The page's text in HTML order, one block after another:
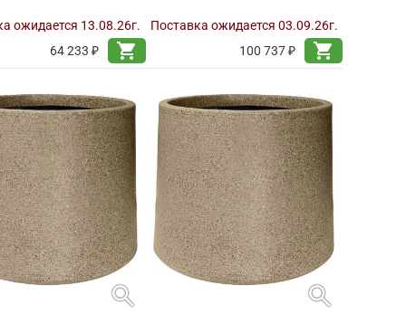
ожидается 13.08.26г.
64 233 ₽
shopping_cart
Поставка ожидается 03.09.26г.
100 737 ₽
shopping_cart
search search